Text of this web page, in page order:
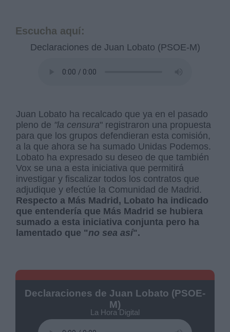
Escucha aquí:
Declaraciones de Juan Lobato (PSOE-M)
Juan Lobato ha recalcado que ya en el pasado
pleno de "la censura" registraron una propuesta
para que los grupos defendieran esta comisión,
a la que ahora se ha sumado Unidas Podemos.
Lobato ha expresado su deseo de que también
Vox se una a esta iniciativa que permitirá
investigar y fiscalizar todos los contratos que
adjudique y efectúe la Comunidad de Madrid.
Respecto a Más Madrid, Lobato ha indicado
que entendería que Más Madrid se hubiera
sumado a esta iniciativa conjunta pero ha
lamentado que "no sea así".
Declaraciones de Juan Lobato (PSOE-
M)
La Hora Digital